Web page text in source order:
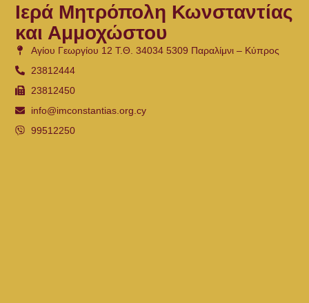
Ιερά Μητρόπολη Κωνσταντίας
και Αμμοχώστου
Αγίου Γεωργίου 12 Τ.Θ. 34034 5309 Παραλίμνι – Κύπρος
23812444
23812450
info@imconstantias.org.cy
99512250